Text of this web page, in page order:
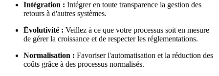
Intégration : Intégrer en toute transparence la gestion des
retours à d'autres systèmes.
Évolutivité : Veillez à ce que votre processus soit en mesure
de gérer la croissance et de respecter les réglementations.
Normalisation : Favoriser l'automatisation et la réduction des
coûts grâce à des processus normalisés.